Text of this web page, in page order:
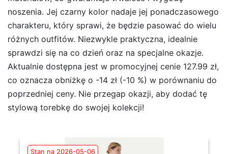
noszenia. Jej czarny kolor nadaje jej ponadczasowego
charakteru, który sprawi, że będzie pasować do wielu
różnych outfitów. Niezwykle praktyczna, idealnie
sprawdzi się na co dzień oraz na specjalne okazje.
Aktualnie dostępna jest w promocyjnej cenie 127.99 zł,
co oznacza obniżkę o -14 zł (-10 %) w porównaniu do
poprzedniej ceny. Nie przegap okazji, aby dodać tę
stylową torebkę do swojej kolekcji!
Stan na 2026-05-06